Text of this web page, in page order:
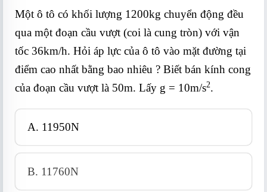
Một ô tô có khối lượng 1200kg chuyển động đều
qua một đoạn cầu vượt (coi là cung tròn) với vận
tốc 36km/h. Hỏi áp lực của ô tô vào mặt đường tại
điểm cao nhất bằng bao nhiêu ? Biết bán kính cong
của đoạn cầu vượt là 50m. Lấy g = 10m/s2.
A. 11950N
B. 11760N